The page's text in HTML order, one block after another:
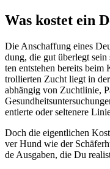
Was kos­tet ein
Die Anschaf­fung eines
dung, die gut über­legt
ten ent­ste­hen bereits
trol­lier­ten Zucht liegt in
abhän­gig von Zucht­li­nie,
en­tier­te oder sel­te­ne­re
Doch die eigent­li­chen
ver Hund wie der
de Aus­ga­ben, die Du